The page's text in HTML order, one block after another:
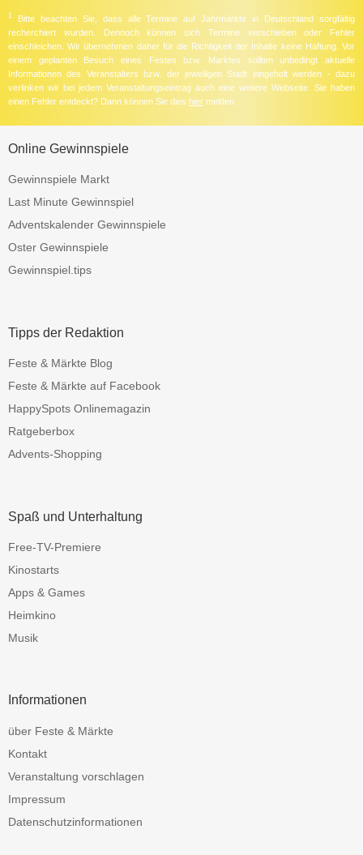
1 Bitte beachten Sie, dass alle Termine auf Jahrmärkte in Deutschland sorgfältig
recherchiert wurden. Dennoch können sich Termine verschieben oder Fehler
einschleichen. Wir übernehmen daher für die Richtigkeit der Inhalte keine Haftung. Vor
einem geplanten Besuch eines Festes bzw. Marktes sollten unbedingt aktuelle
Informationen des Veranstalters bzw. der jeweiligen Stadt eingeholt werden - dazu
verlinken wir bei jedem Veranstaltungseintrag auch eine weitere Webseite. Sie haben
einen Fehler entdeckt? Dann können Sie dies hier melden.
Online Gewinnspiele
Gewinnspiele Markt
Last Minute Gewinnspiel
Adventskalender Gewinnspiele
Oster Gewinnspiele
Gewinnspiel.tips
Tipps der Redaktion
Feste & Märkte Blog
Feste & Märkte auf Facebook
HappySpots Onlinemagazin
Ratgeberbox
Advents-Shopping
Spaß und Unterhaltung
Free-TV-Premiere
Kinostarts
Apps & Games
Heimkino
Musik
Informationen
über Feste & Märkte
Kontakt
Veranstaltung vorschlagen
Impressum
Datenschutzinformationen